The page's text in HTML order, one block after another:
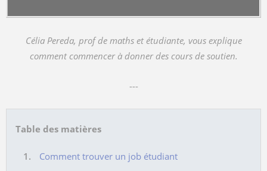
Célia Pereda, prof de maths et étudiante, vous explique
comment commencer à donner des cours de soutien.
---
Table des matières
Comment trouver un job étudiant